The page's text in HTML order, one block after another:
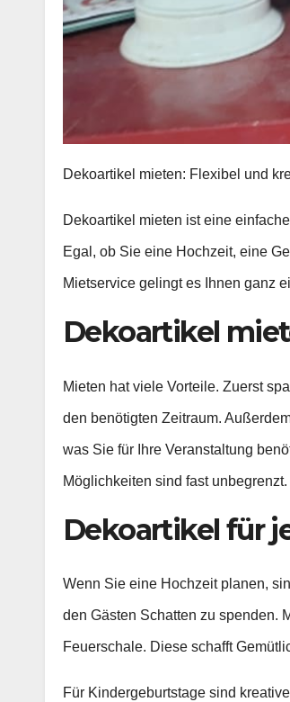
Dekoartikel mieten: Flexibel und
Dekoartikel mieten ist eine
Egal, ob Sie eine Hochzeit, eine
Mietservice gelingt es Ihnen ganz
Dekoartikel
Mieten hat viele Vorteile. Zuerst
den benötigten Zeitraum.
was Sie für Ihre Veranstaltung
Möglichkeiten sind fast unbegrenzt.
Dekoartikel für
Wenn Sie eine Hochzeit planen,
den Gästen Schatten zu spenden.
Feuerschale. Diese schafft
Für Kindergeburtstage sind